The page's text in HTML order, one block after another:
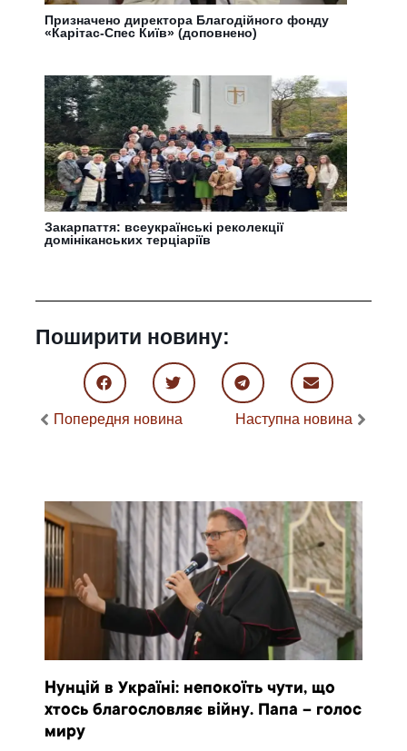
Призначено директора Благодійного фонду
«Карітас-Спес Київ» (доповнено)
Закарпаття: всеукраїнські реколекції
домініканських терціаріїв
Поширити новину:
Попередня новина Наступна новина
Нунцій в Україні: непокоїть чути, що
хтось благословляє війну. Папа – голос
миру